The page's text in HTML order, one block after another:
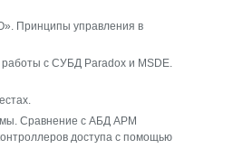
Принципы управления в
с СУБД Paradox и MSDE.
Сравнение с АБД АРМ
доступа с помощью